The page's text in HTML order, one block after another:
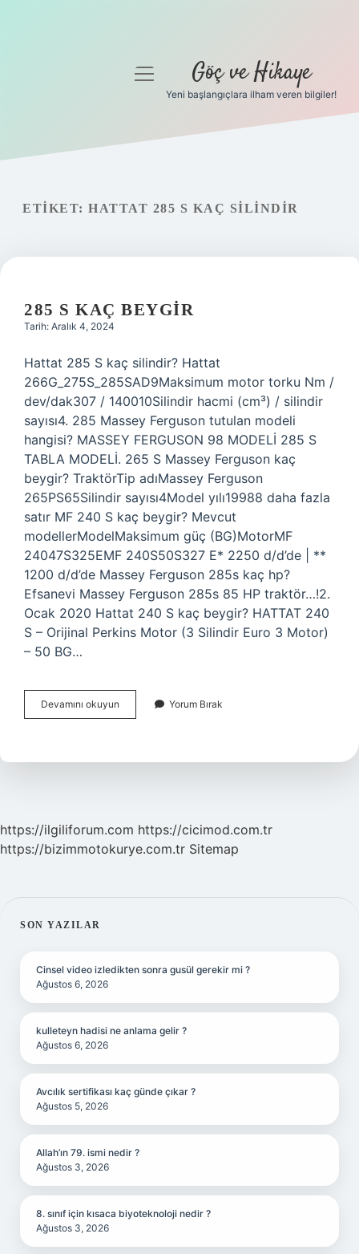
Gizlilik Politikası
menüyü
Göç ve Hikaye
Yeni başlangıçlara ilham veren bilgiler!
ETIKET: HATTAT 285 S KAÇ SILINDIR
285 S KAÇ BEYGIR
Tarih: Aralık 4, 2024
Hattat 285 S kaç silindir? Hattat
266G_275S_285SAD9Maksimum motor torku Nm /
dev/dak307 / 140010Silindir hacmi (cm³) / silindir
sayısı4. 285 Massey Ferguson tutulan modeli
hangisi? MASSEY FERGUSON 98 MODELİ 285 S
TABLA MODELİ. 265 S Massey Ferguson kaç
beygir? TraktörTip adıMassey Ferguson
265PS65Silindir sayısı4Model yılı19988 daha fazla
satır MF 240 S kaç beygir? Mevcut
modellerModelMaksimum güç (BG)MotorMF
24047S325EMF 240S50S327 E* 2250 d/d’de | **
1200 d/d’de Massey Ferguson 285s kaç hp?
Efsanevi Massey Ferguson 285s 85 HP traktör…!2.
Ocak 2020 Hattat 240 S kaç beygir? HATTAT 240
S – Orijinal Perkins Motor (3 Silindir Euro 3 Motor)
– 50 BG…
Devamını okuyun
S
Yorum Bırak
https://ilgiliforum.com https://cicimod.com.tr
https://bizimmotokurye.com.tr Sitemap
SIDEBAR
SON YAZILAR
Cinsel video izledikten sonra gusül gerekir mi ?
Ağustos 6, 2026
kulleteyn hadisi ne anlama gelir ?
Ağustos 6, 2026
Avcılık sertifikası kaç günde çıkar ?
Ağustos 5, 2026
Allah’ın 79. ismi nedir ?
Ağustos 3, 2026
8. sınıf için kısaca biyoteknoloji nedir ?
Ağustos 3, 2026